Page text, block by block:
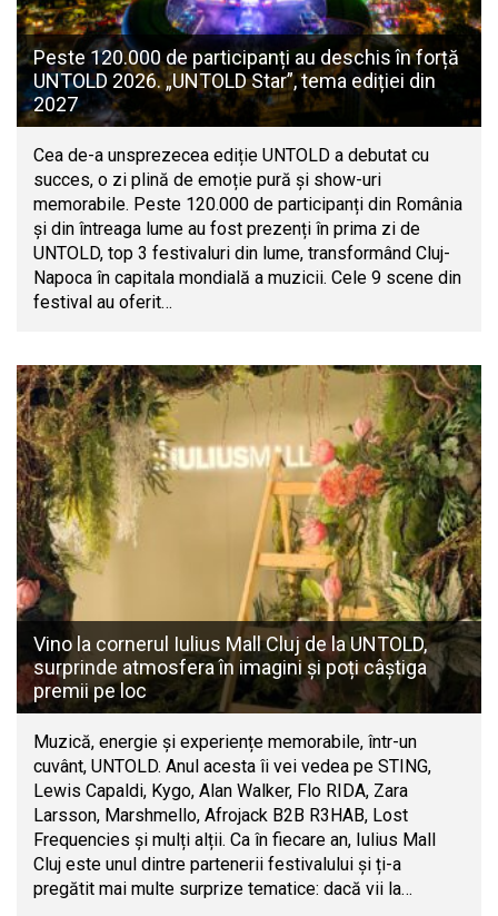
Peste 120.000 de participanți au deschis în forță
UNTOLD 2026. „UNTOLD Star”, tema ediției din
2027
Cea de-a unsprezecea ediție UNTOLD a debutat cu
succes, o zi plină de emoție pură și show-uri
memorabile. Peste 120.000 de participanți din România
și din întreaga lume au fost prezenți în prima zi de
UNTOLD, top 3 festivaluri din lume, transformând Cluj-
Napoca în capitala mondială a muzicii. Cele 9 scene din
festival au oferit…
Vino la cornerul Iulius Mall Cluj de la UNTOLD,
surprinde atmosfera în imagini și poți câștiga
premii pe loc
Muzică, energie și experiențe memorabile, într-un
cuvânt, UNTOLD. Anul acesta îi vei vedea pe STING,
Lewis Capaldi, Kygo, Alan Walker, Flo RIDA, Zara
Larsson, Marshmello, Afrojack B2B R3HAB, Lost
Frequencies și mulți alții. Ca în fiecare an, Iulius Mall
Cluj este unul dintre partenerii festivalului și ți-a
pregătit mai multe surprize tematice: dacă vii la…